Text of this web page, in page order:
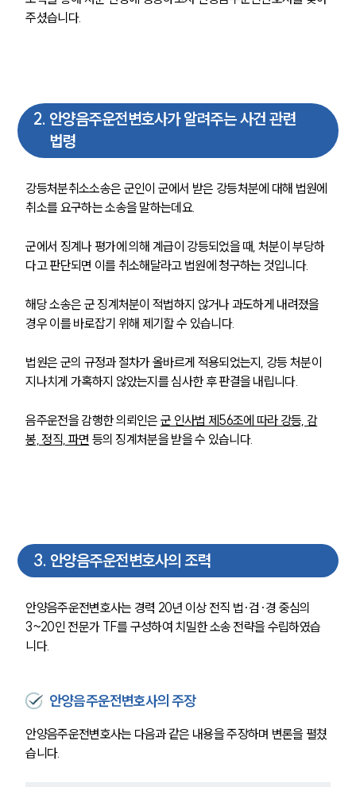
주셨습니다.
2. 안양음주운전변호사가 알려주는 사건 관련
법령
강등처분취소소송은 군인이 군에서 받은 강등처분에 대해 법원에
취소를 요구하는 소송을 말하는데요.
군에서 징계나 평가에 의해 계급이 강등되었을 때, 처분이 부당하
다고 판단되면 이를 취소해달라고 법원에 청구하는 것입니다.
해당 소송은 군 징계처분이 적법하지 않거나 과도하게 내려졌을
경우 이를 바로잡기 위해 제기할 수 있습니다.
법원은 군의 규정과 절차가 올바르게 적용되었는지, 강등 처분이
지나치게 가혹하지 않았는지를 심사한 후 판결을 내립니다.
음주운전을 감행한 의뢰인은 군 인사법 제56조에 따라 강등, 감
봉, 정직, 파면 등의 징계처분을 받을 수 있습니다.
3. 안양음주운전변호사의 조력
안양음주운전변호사는 경력 20년 이상 전직 법·검·경 중심의
3~20인 전문가 TF를 구성하여 치밀한 소송 전략을 수립하였습
니다.
안양음주운전변호사의 주장
안양음주운전변호사는 다음과 같은 내용을 주장하며 변론을 펼쳤
습니다.